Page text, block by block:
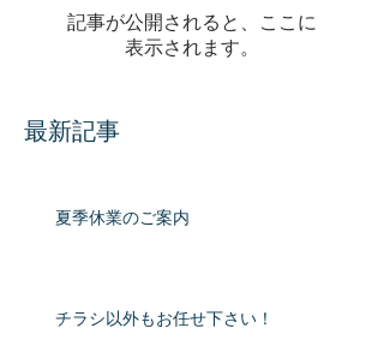
記事が公開されると、ここに
表示されます。
最新記事
夏季休業のご案内
チラシ以外もお任せ下さい！